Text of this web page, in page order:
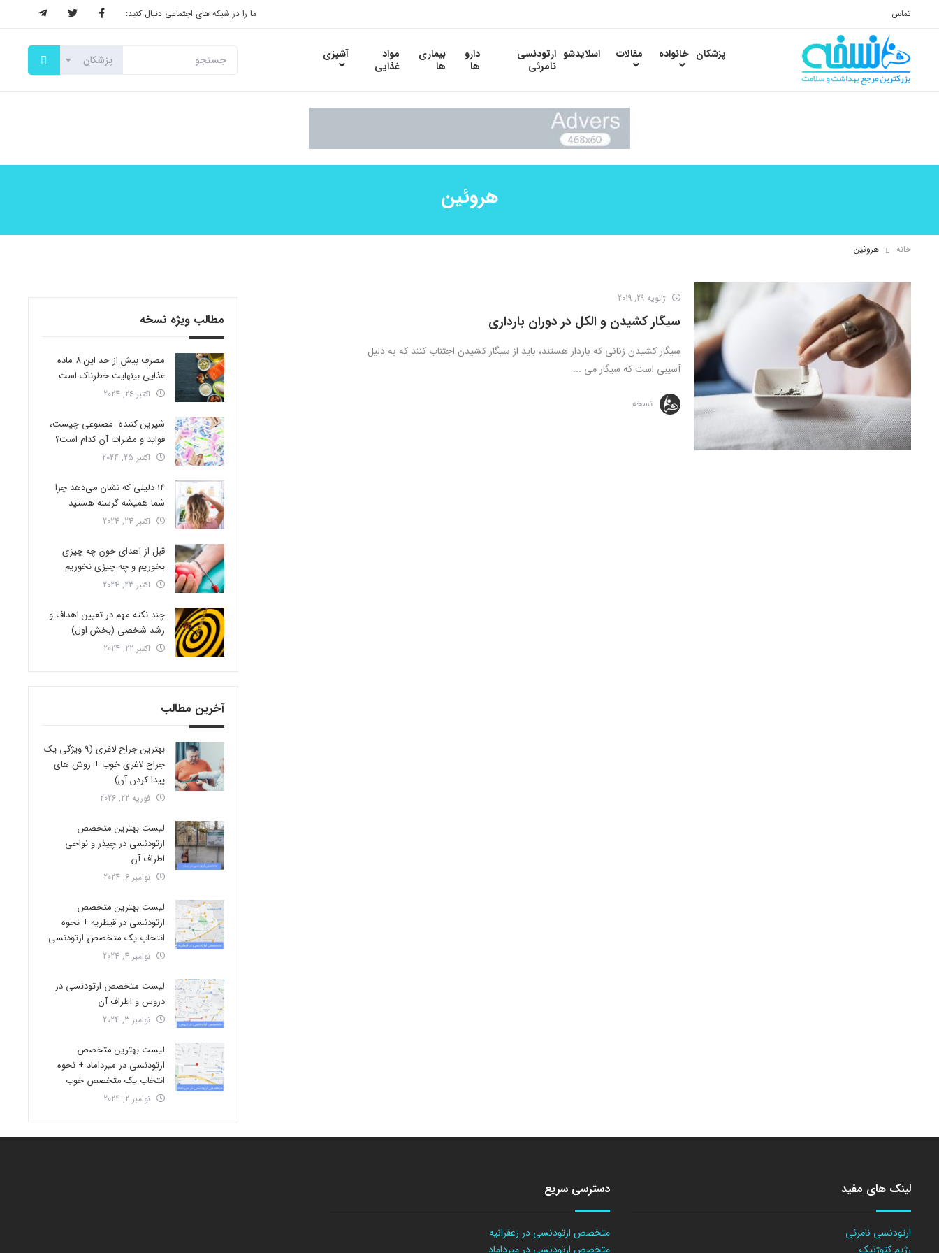
تماس ما را در شبکه های اجتماعی دنبال کنید:
پزشکان خانواده مقالات اسلایدشو ارتودنسی
نامرئی
دارو
ها
بیماری
ها
مواد
غذایی
آشپزی
هروئین
خانه هروئین
ژانویه 29, 2019
سیگار کشیدن و الکل در دوران بارداری
سیگار کشیدن زنانی که باردار هستند، باید از سیگار کشیدن اجتناب کنند که به دلیل
آسیبی است که سیگار می ...
نسخه
مطالب ویژه نسخه
مصرف بیش از حد این 8 ماده
غذایی بینهایت خطرناک است
اکتبر 26, 2024
شیرین کننده مصنوعی چیست،
فواید و مضرات آن کدام است؟
اکتبر 25, 2024
14 دلیلی که نشان می‌دهد چرا
شما همیشه گرسنه هستید
اکتبر 24, 2024
قبل از اهدای خون چه چیزی
بخوریم و چه چیزی نخوریم
اکتبر 23, 2024
چند نکته مهم در تعیین اهداف و
رشد شخصی (بخش اول)
اکتبر 22, 2024
آخرین مطالب
بهترین جراح لاغری (9 ویژگی یک
جراح لاغری خوب + روش های
پیدا کردن آن)
فوریه 22, 2026
لیست بهترین متخصص
ارتودنسی در چیذر و نواحی
اطراف آن
نوامبر 6, 2024
لیست بهترین متخصص
ارتودنسی در قیطریه + نحوه
انتخاب یک متخصص ارتودنسی
نوامبر 4, 2024
لیست متخصص ارتودنسی در
دروس و اطراف آن
نوامبر 3, 2024
لیست بهترین متخصص
ارتودنسی در میرداماد + نحوه
انتخاب یک متخصص خوب
نوامبر 2, 2024
لینک های مفید
ارتودنسی نامرئی
رژیم کتوژنیک
دسترسی سریع
متخصص ارتودنسی در زعفرانیه
متخصص ارتودنسی در میرداماد